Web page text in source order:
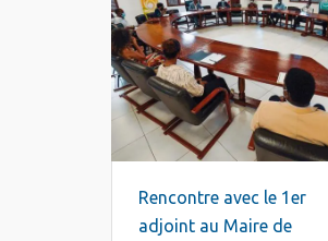
Rencontre avec le 1er
adjoint au Maire de